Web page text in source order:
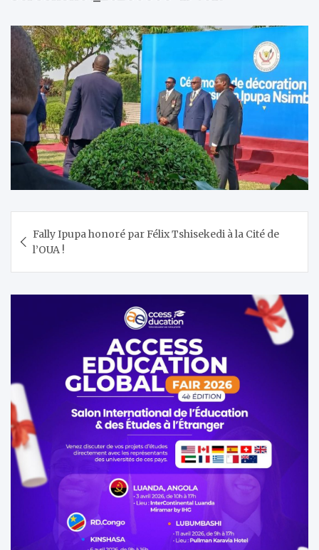
de
l’article
Fally Ipupa honoré par Félix Tshisekedi à la Cité de
l’OUA !